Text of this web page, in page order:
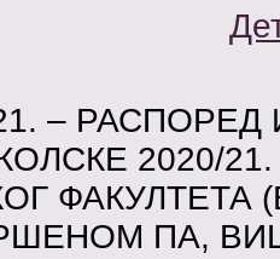
–
2020/
ФАКУЛТЕТА
ПА,